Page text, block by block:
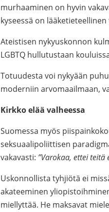
murhaaminen on hyvin
kyseessä on
Ateistisen nykyuskonnon
LGBTQ hullutustaan
Totuudesta voi nykyään
moderniin arvomaailmaan,
Kirkko elää valheessa
Suomessa myös
seksuaalipoliittisen
vakavasti: ”Varokaa, ettei teitä
Uskonnollista tyhjiötä ei
akateeminen
miellyttää. He maksavat